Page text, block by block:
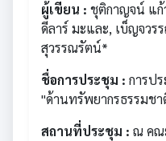
ผู้เขียน : ชุติกาญจน์ แก้
ดีลาร์ มะและ, เบ็ญจว
สุวรรณรัตน์*
ชื่อการประชุม : การป
"ด้านทรัพยากรธรรมช
สถานที่ประชุม : ณ คณ